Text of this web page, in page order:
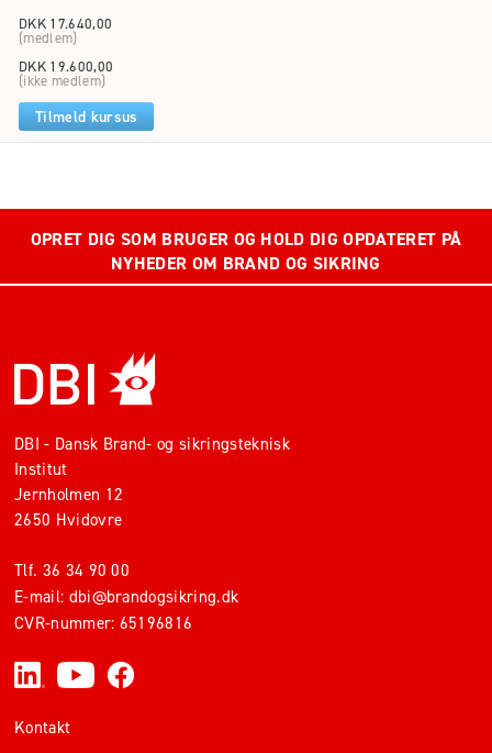
DKK 17.640,00
(medlem)
DKK 19.600,00
(ikke medlem)
Tilmeld kursus
OPRET DIG SOM BRUGER OG HOLD DIG OPDATERET PÅ
NYHEDER OM BRAND OG SIKRING
DBI - Dansk Brand- og sikringsteknisk
Institut
Jernholmen 12
2650 Hvidovre
Tlf. 36 34 90 00
E-mail: dbi@brandogsikring.dk
Kontakt